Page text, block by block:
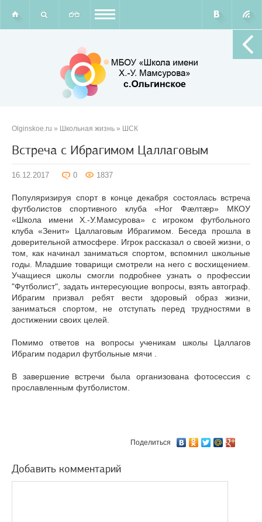
Olginskoe.ru » Школьная жизнь » ШСК
Встреча с Ибрагимом Цаллаговым
16.12.2017 0 1837
Популяризируя спорт в конце декабря состоялась встреча
футболистов спортивного клуба «Ног Фæлтæр» МКОУ
«Школа имени Х.-У.Мамсурова» с игроком футбольного
клуба «Зенит» Цаллаговым Ибрагимом. Беседа прошла в
доверительной атмосфере. Игрок рассказал о своей жизни, о
том, как начинал заниматься спортом, вспомнил школьные
годы. Младшие товарищи смотрели на него с восхищением.
Учащиеся школы смогли подробнее узнать о профессии
"Футболист", задать интересующие вопросы, взять автограф.
Ибрагим призвал ребят вести здоровый образ жизни,
заниматься спортом, не отступать перед трудностями в
достижении своих целей.
Помимо ответов на вопросы ученикам школы Цаллагов
Ибрагим подарил футбольные мячи .
В завершение встречи была организована фотосессия с
прославленным футболистом.
Поделиться
Добавить комментарий